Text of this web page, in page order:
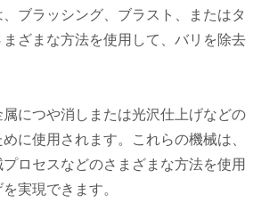
ブラッシング、ブラスト、またはタ
ざまな方法を使用して、バリを除去
属につや消しまたは光沢仕上げなどの
に使用されます。これらの機械は、
ロセスなどのさまざまな方法を使用
実現できます。